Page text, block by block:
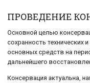
ПРОВЕДЕНИЕ
Основной целью
сохранность технических
основных средств на
дальнейшего
Консервация актуальна,